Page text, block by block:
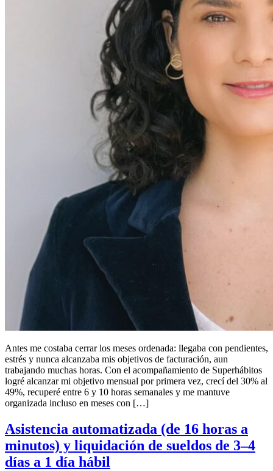
Antes me costaba cerrar los meses ordenada: llegaba con pendientes,
estrés y nunca alcanzaba mis objetivos de facturación, aun
trabajando muchas horas. Con el acompañamiento de Superhábitos
logré alcanzar mi objetivo mensual por primera vez, crecí del 30% al
49%, recuperé entre 6 y 10 horas semanales y me mantuve
organizada incluso en meses con […]
Asistencia automatizada (de 16 horas a
minutos) y liquidación de sueldos de 3–4
días a 1 día hábil